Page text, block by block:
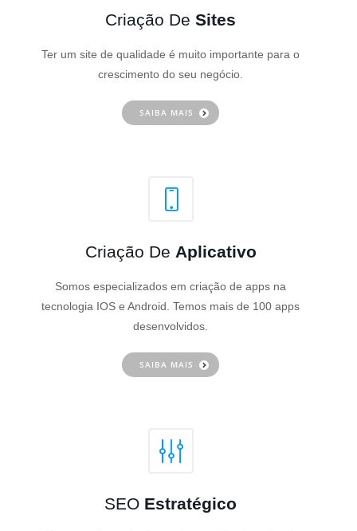
Criação De Sites
Ter um site de qualidade é muito importante para o
crescimento do seu negócio.
SAIBA MAIS
Criação De Aplicativo
Somos especializados em criação de apps na
tecnologia IOS e Android. Temos mais de 100 apps
desenvolvidos.
SAIBA MAIS
SEO Estratégico